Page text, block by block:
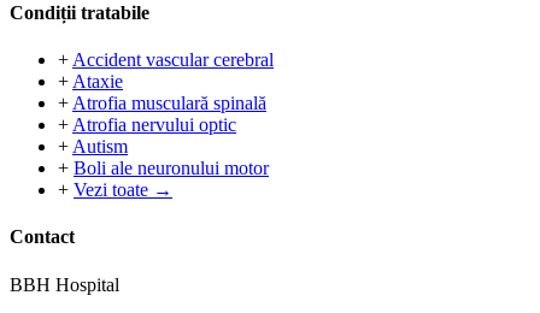
Condiții tratabile
+ Accident vascular cerebral
+ Ataxie
+ Atrofia musculară spinală
+ Atrofia nervului optic
+ Autism
+ Boli ale neuronului motor
+ Vezi toate →
Contact
BBH Hospital